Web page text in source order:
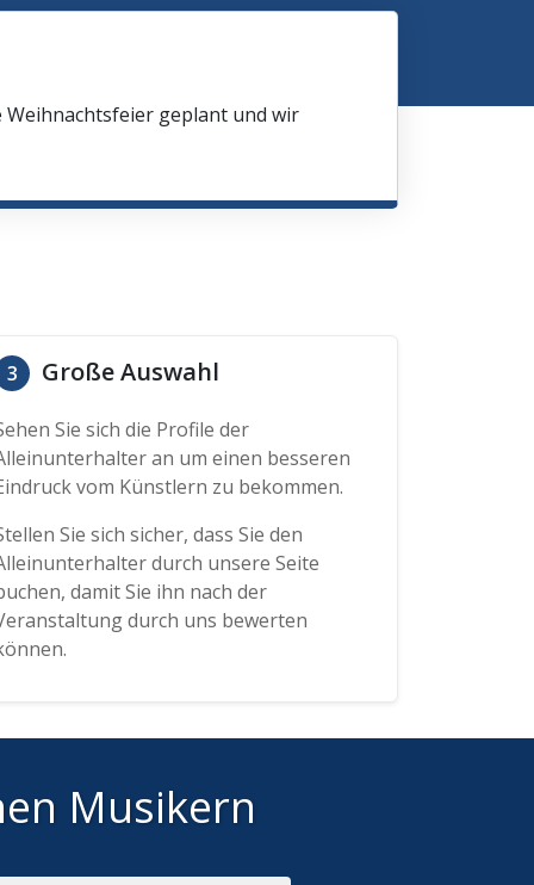
geplant und wir
3 Große Auswahl
Sie sich die Profile der
an um einen besseren
vom Künstlern zu bekommen.
Sie sich sicher, dass Sie den
durch unsere Seite
damit Sie ihn nach der
durch uns bewerten
Musikern